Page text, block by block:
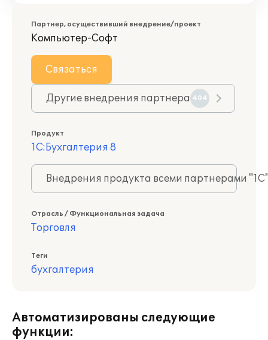
Партнер, осуществивший внедрение/проект
Компьютер-Софт
Связаться
Другие внедрения партнера 404
Продукт
1С:Бухгалтерия 8
Внедрения продукта всеми партнерами
Отрасль / Функциональная задача
Торговля
Теги
бухгалтерия
Автоматизированы следующие
функции: